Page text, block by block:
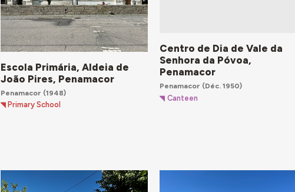
Escola Primária, Aldeia de
João Pires, Penamacor
Penamacor (1948)
Primary School
Centro de Dia de Vale da
Senhora da Póvoa,
Penamacor
Penamacor (Déc. 1950)
Canteen